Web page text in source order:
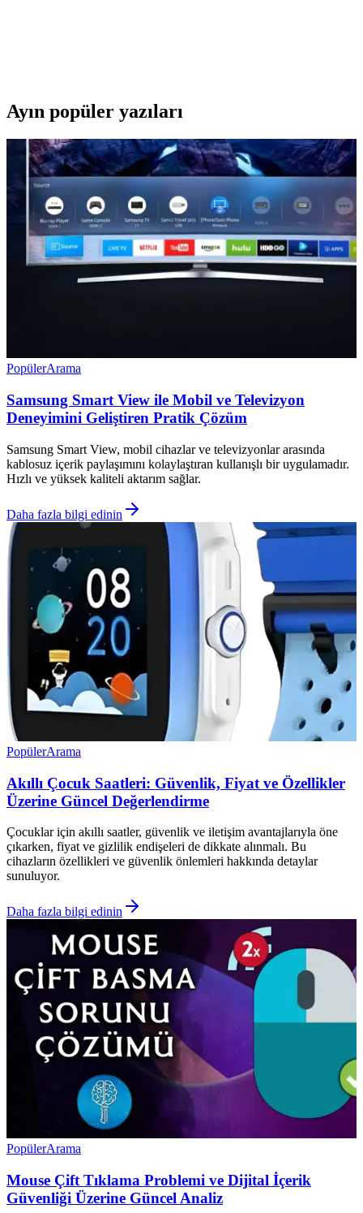
Ayın popüler yazıları
PopülerArama
Samsung Smart View ile Mobil ve Televizyon
Deneyimini Geliştiren Pratik Çözüm
Samsung Smart View, mobil cihazlar ve televizyonlar arasında
kablosuz içerik paylaşımını kolaylaştıran kullanışlı bir uygulamadır.
Hızlı ve yüksek kaliteli aktarım sağlar.
Daha fazla bilgi edinin
PopülerArama
Akıllı Çocuk Saatleri: Güvenlik, Fiyat ve Özellikler
Üzerine Güncel Değerlendirme
Çocuklar için akıllı saatler, güvenlik ve iletişim avantajlarıyla öne
çıkarken, fiyat ve gizlilik endişeleri de dikkate alınmalı. Bu
cihazların özellikleri ve güvenlik önlemleri hakkında detaylar
sunuluyor.
Daha fazla bilgi edinin
PopülerArama
Mouse Çift Tıklama Problemi ve Dijital İçerik
Güvenliği Üzerine Güncel Analiz